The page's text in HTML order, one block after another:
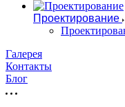
Проектирование
Галерея
Контакты
Блог